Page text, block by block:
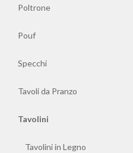
Poltrone
Pouf
Specchi
Tavoli da Pranzo
Tavolini
Tavolini in Legno